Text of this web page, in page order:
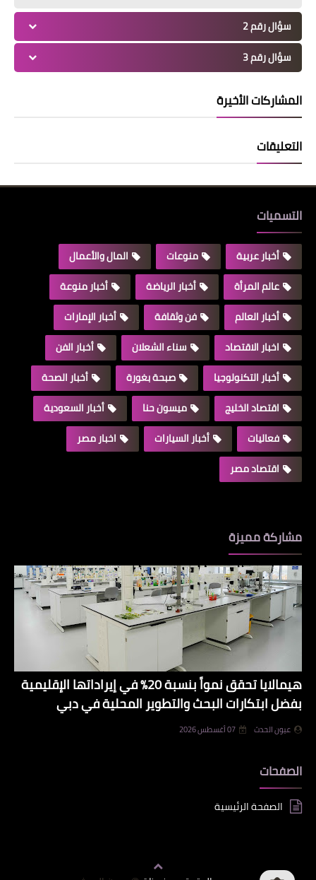
سؤال رقم 2
سؤال رقم 3
المشاركات الأخيرة
التعليقات
التسميات
أخبار عربية منوعات
المال والأعمال
عالم المرأة
أخبار الرياضة
أخبار منوعة
أخبار العالم
فن وثقافة
أخبار الإمارات
اخبار الاقتصاد
سناء الشعلان
أخبار الفن
أخبار التكنولوجيا
صبحة بغورة
أخبار الصحة
اقتصاد الخليج
ميسون حنا
أخبار السعودية
فعاليات
أخبار السيارات
اخبار مصر
اقتصاد مصر
مشاركة مميزة
هيمالايا تحقق نمواً بنسبة 20% في إيراداتها الإقليمية
بفضل ابتكارات البحث والتطوير المحلية في دبي
عيون الحدث 07 أغسطس 2026
الصفحات
الصفحة الرئيسية